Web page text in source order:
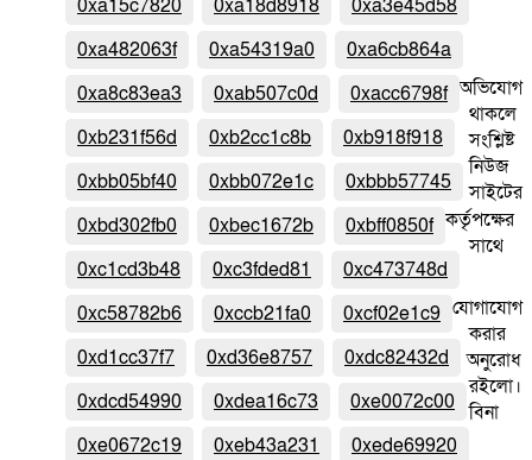
0xa15c7820
0xa18d8918
0xa3e45d58
0xa482063f
0xa54319a0
0xa6cb864a
0xa8c83ea3
0xab507c0d
0xacc6798f
0xb231f56d
0xb2cc1c8b
0xb918f918
0xbb05bf40
0xbb072e1c
0xbbb57745
0xbd302fb0
0xbec1672b
0xbff0850f
0xc1cd3b48
0xc3fded81
0xc473748d
0xc58782b6
0xccb21fa0
0xcf02e1c9
0xd1cc37f7
0xd36e8757
0xdc82432d
0xdcd54990
0xdea16c73
0xe0072c00
0xe0672c19
0xeb43a231
0xede69920
অভিযোগ
থাকলে
সংশ্লিষ্ট
নিউজ
সাইটের
কর্তৃপক্ষের
সাথে
যোগাযোগ
করার
অনুরোধ
রইলো।
বিনা